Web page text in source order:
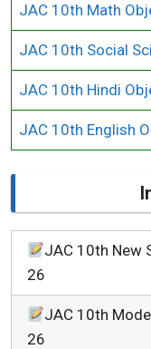
JAC 10th Math
JAC 10th Social
JAC 10th Hindi
JAC 10th English
JAC 10th New
26
JAC 10th
26